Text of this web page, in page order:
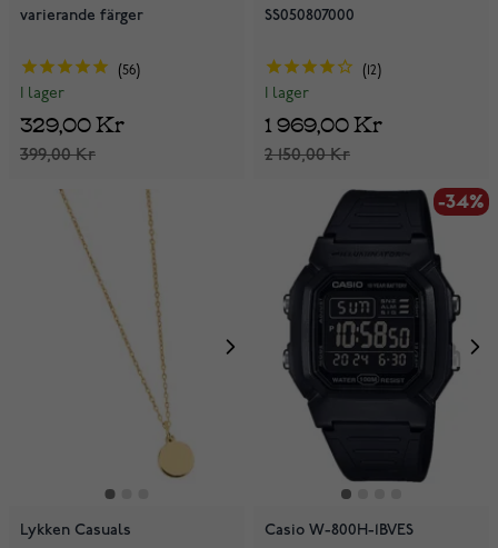
varierande färger
56
I lager
399,00 Kr
329,00 Kr
SS050807000
12
I lager
2 150,00 Kr
1 969,00 Kr
Lykken Casuals
-34%
Casio W-800H-1BVES